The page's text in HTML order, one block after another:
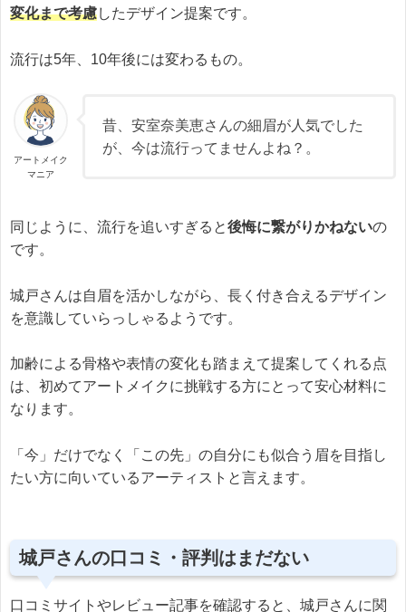
変化まで考慮したデザイン提案です。
流行は5年、10年後には変わるもの。
アートメイク
マニア
昔、安室奈美恵さんの細眉が人気でした
が、今は流行ってませんよね？。
同じように、流行を追いすぎると後悔に繋がりかねないの
です。
城戸さんは自眉を活かしながら、長く付き合えるデザイン
を意識していらっしゃるようです。
加齢による骨格や表情の変化も踏まえて提案してくれる点
は、初めてアートメイクに挑戦する方にとって安心材料に
なります。
「今」だけでなく「この先」の自分にも似合う眉を目指し
たい方に向いているアーティストと言えます。
城戸さんの口コミ・評判はまだない
口コミサイトやレビュー記事を確認すると、城戸さんに関